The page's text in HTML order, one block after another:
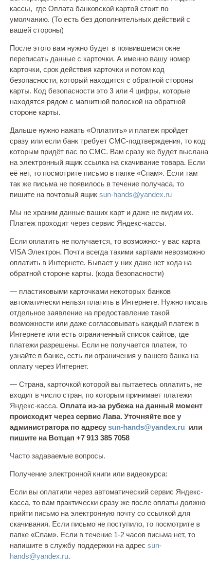
кассы, где Оплата банковской картой стоит по
умолчанию. (То есть без дополнительных действий с
вашей стороны)
После этого вам нужно будет в появившемся окне
переписать данные с карточки. А именно вашу номер
карточки, срок действия карточки и потом код
безопасности, который находится с обратной стороны
карты. Код безопасности это 3 или 4 цифры, которые
находятся рядом с магнитной полоской на обратной
стороне карты.
Дальше нужно нажать «Оплатить» и платеж пройдет
сразу или если банк требует СМС-подтверждения, то код
которым придёт вас по СМС. Вам сразу же будет выслана
на электронный ящик ссылка на скачивание товара. Если
её нет, то посмотрите письмо в папке «Спам». Если там
так же письма не появилось в течение получаса, то
пишите на почтовый ящик sun-hands@yandex.ru
Мы не храним данные ваших карт и даже не видим их.
Платеж проходит через сервис Яндекс-кассы.
Если оплатить не получается, то возможно:- у вас карта
VISA Электрон. Почти всегда такими картами невозможно
оплатить в Интернете. Бывает у них даже нет кода на
обратной стороне карты. (кода безопасности)
— пластиковыми карточками некоторых банков
автоматически нельзя платить в Интернете. Нужно писать
отдельное заявление на предоставление такой
возможности или даже согласовывать каждый платеж в
Интернете или есть ограниченный список сайтов, где
платежи разрешены. Если не получается платеж, то
узнайте в банке, есть ли ограничения у вашего банка на
оплату через Интернет.
— Страна, карточкой которой вы пытаетесь оплатить, не
входит в число стран, по которым принимает платежи
Яндекс-касса. Оплата из-за рубежа на данный момент
происходит через сервис Лава. Уточняйте все у
администратора по адресу sun-hands@yandex.ru или
пишите на Вотцап +7 913 385 7058
Часто задаваемые вопросы.
Получение электронной книги или видеокурса:
Если вы оплатили через автоматический сервис Яндекс-
касса, то вам практически сразу же после оплаты должно
прийти письмо на электронную почту со ссылкой для
скачивания. Если письмо не поступило, то посмотрите в
папке «Спам». Если в течение 1-2 часов письма нет, то
напишите в службу поддержки на адрес sun-
hands@yandex.ru.